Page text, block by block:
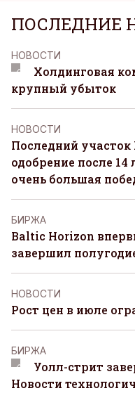
ПОСЛЕДНИЕ
НОВОСТИ
Холдинговая
крупный убыток
НОВОСТИ
Последний
одобрение после 14
очень большая
БИРЖА
Baltic Horizon
завершил
НОВОСТИ
Рост цен в июле
БИРЖА
Уолл-стрит
Новости